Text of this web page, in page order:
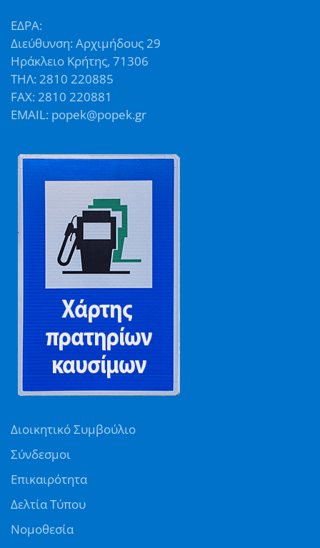
ΕΔΡΑ:
Διεύθυνση: Αρχιμήδους 29
Ηράκλειο Κρήτης, 71306
ΤΗΛ: 2810 220885
FAX: 2810 220881
EMAIL: popek@popek.gr
Διοικητικό Συμβούλιο
Σύνδεσμοι
Επικαιρότητα
Δελτία Τύπου
Νομοθεσία